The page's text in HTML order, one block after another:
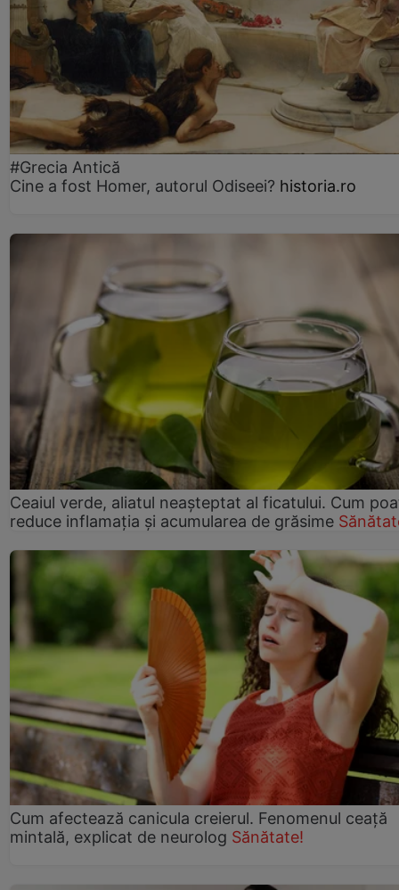
#Grecia Antică
Cine a fost Homer, autorul Odiseei? historia.ro
Ceaiul verde, aliatul neașteptat al ficatului. Cum
reduce inflamația și acumularea de grăsime
Cum afectează canicula creierul. Fenomenul ceață
mintală, explicat de neurolog Sănătate!